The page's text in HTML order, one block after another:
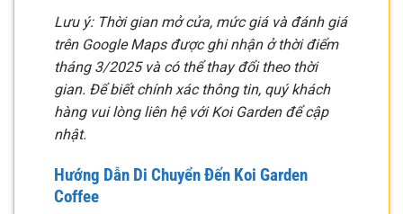
Lưu ý: Thời gian mở cửa, mức giá và đánh giá
trên Google Maps được ghi nhận ở thời điểm
tháng 3/2025 và có thể thay đổi theo thời
gian. Để biết chính xác thông tin, quý khách
hàng vui lòng liên hệ với Koi Garden để cập
nhật.
Hướng Dẫn Di Chuyển Đến Koi Garden
Coffee